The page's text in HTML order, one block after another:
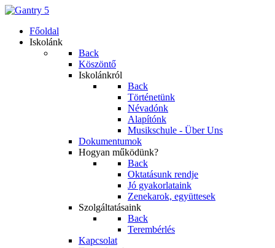
Főoldal
Iskolánk
Back
Köszöntő
Iskolánkról
Back
Történetünk
Névadónk
Alapítónk
Musikschule - Über Uns
Dokumentumok
Hogyan működünk?
Back
Oktatásunk rendje
Jó gyakorlataink
Zenekarok, együttesek
Szolgáltatásaink
Back
Terembérlés
Kapcsolat